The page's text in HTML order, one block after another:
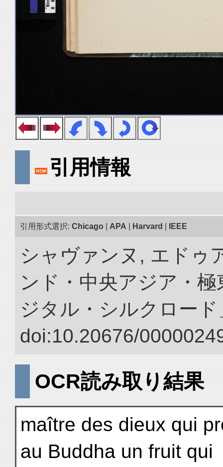
引用情報
引用形式選択: Chicago APA Harvard IEEE
シャヴァンヌ, エドゥ
ンド・中央アジア・
ジタル・シルクロー
doi:10.20676/
OCR読み取り結果
maître des dieux qui
au Buddha un fruit qui